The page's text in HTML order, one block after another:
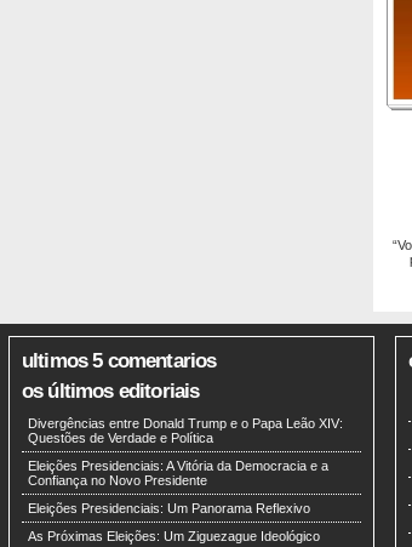
ultimos 5 comentarios
os últimos editoriais
Divergências entre Donald Trump e o Papa Leão XIV:
Questões de Verdade e Política
Eleições Presidenciais: A Vitória da Democracia e a
Confiança no Novo Presidente
Eleições Presidenciais: Um Panorama Reflexivo
As Próximas Eleições: Um Ziguezague Ideológico